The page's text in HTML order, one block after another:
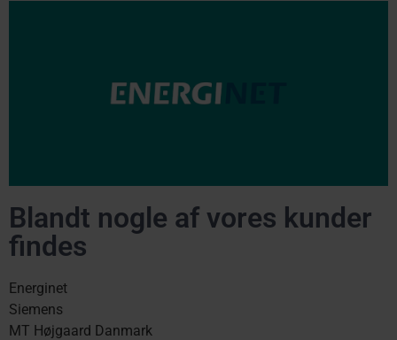
Blandt nogle af vores kunder
findes
Energinet
Siemens
MT Højgaard Danmark